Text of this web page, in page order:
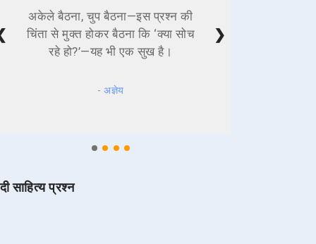
अकेले बैठना, चुप बैठना—इस प्रश्न की
चिंता से मुक्त होकर बैठना कि ‘क्या सोच
रहे हो?’—यह भी एक सुख है।
- अज्ञेय
❯
साहित्य प्रश्न